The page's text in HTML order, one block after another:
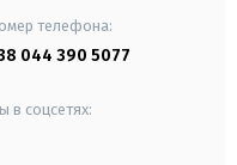
телефона:
044 390 5077
в соцсетях: